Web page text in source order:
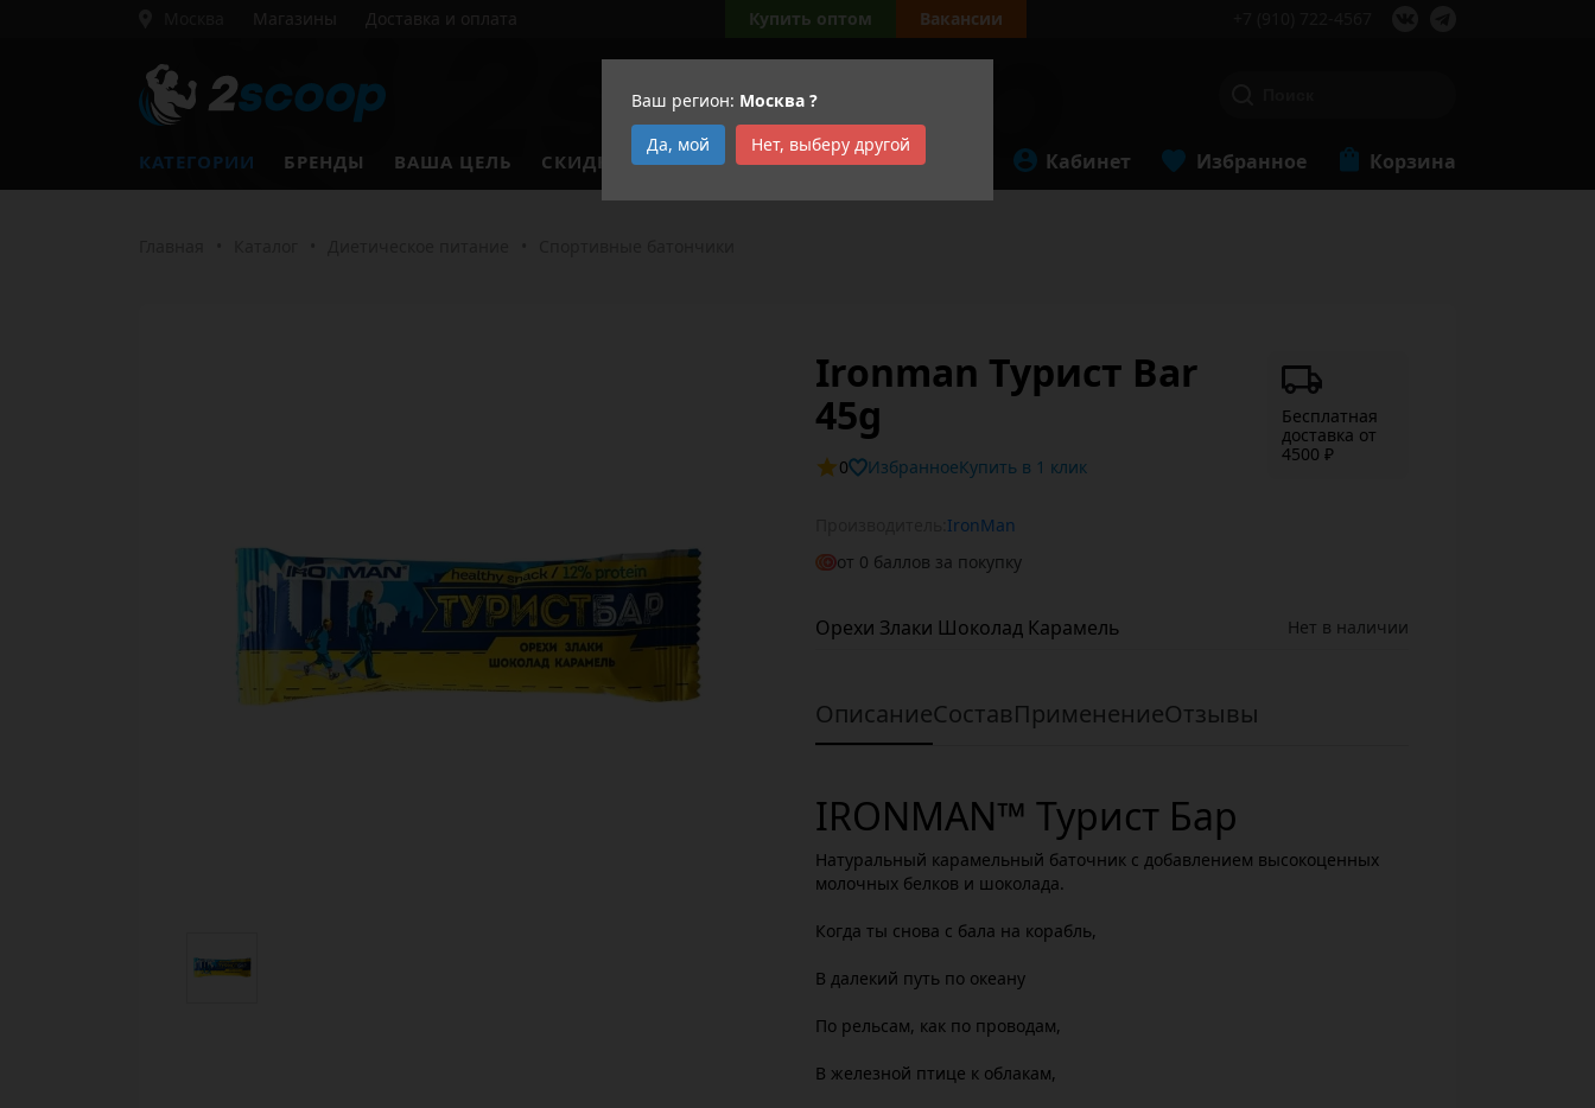
Ваш регион: Москва ?
Да, мой
Нет, выберу другой
Магазины Доставка и оплата Купить оптом Вакансии
КАТЕГОРИИ БРЕНДЫ ВАША ЦЕЛЬ СКИДКИ АКЦИИ Кабинет Избранное Корзина
Ironman Турист Bar
45g
0 Избранное Купить в 1 клик
Бесплатная
доставка от
4500 ₽
IronMan
от 0 баллов за покупку
Орехи Злаки Шоколад Карамель Нет в наличии
ОписаниеСоставПрименениеОтзывы
IRONMAN™ Турист Бар
Натуральный карамельный баточник с добавлением высокоценных
молочных белков и шоколада.
Когда ты снова с бала на корабль,
В далекий путь по океану
По рельсам, как по проводам,
В железной птице к облакам,